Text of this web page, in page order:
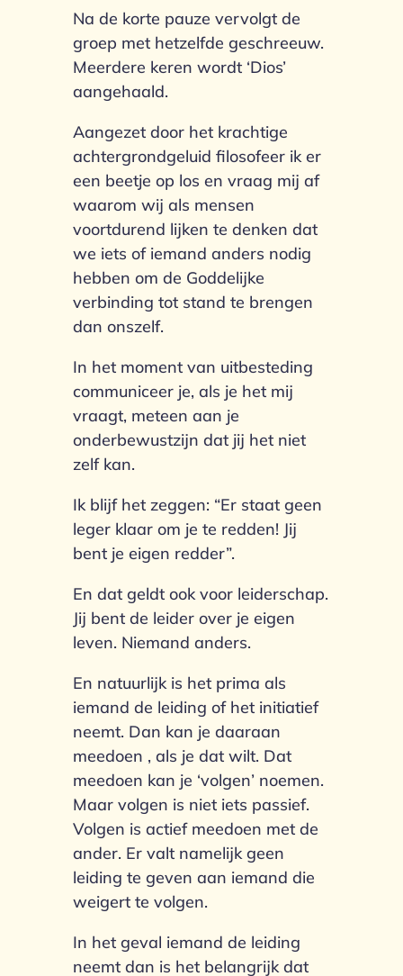
Na de korte pauze vervolgt de
groep met hetzelfde geschreeuw.
Meerdere keren wordt ‘Dios’
aangehaald.
Aangezet door het krachtige
achtergrondgeluid filosofeer ik er
een beetje op los en vraag mij af
waarom wij als mensen
voortdurend lijken te denken dat
we iets of iemand anders nodig
hebben om de Goddelijke
verbinding tot stand te brengen
dan onszelf.
In het moment van uitbesteding
communiceer je, als je het mij
vraagt, meteen aan je
onderbewustzijn dat jij het niet
zelf kan.
Ik blijf het zeggen: “Er staat geen
leger klaar om je te redden! Jij
bent je eigen redder”.
En dat geldt ook voor leiderschap.
Jij bent de leider over je eigen
leven. Niemand anders.
En natuurlijk is het prima als
iemand de leiding of het initiatief
neemt. Dan kan je daaraan
meedoen , als je dat wilt. Dat
meedoen kan je ‘volgen’ noemen.
Maar volgen is niet iets passief.
Volgen is actief meedoen met de
ander. Er valt namelijk geen
leiding te geven aan iemand die
weigert te volgen.
In het geval iemand de leiding
neemt dan is het belangrijk dat